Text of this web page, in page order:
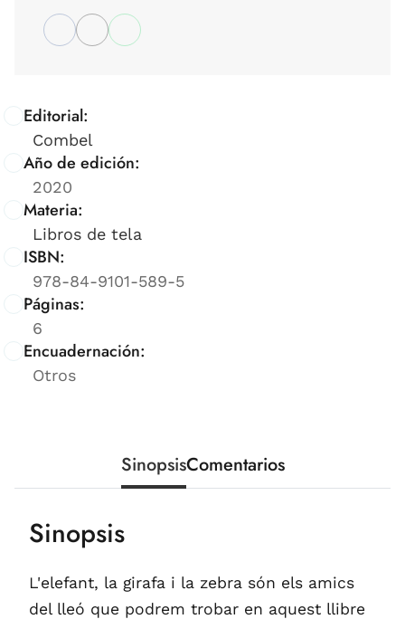
Editorial:
Combel
Año de edición:
2020
Materia:
Libros de tela
ISBN:
978-84-9101-589-5
Páginas:
6
Encuadernación:
Otros
SinopsisComentarios
Sinopsis
L'elefant, la girafa i la zebra són els amics
del lleó que podrem trobar en aquest llibre